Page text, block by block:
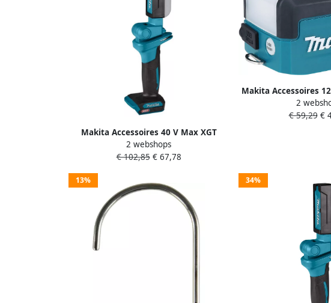
Makita Accessoires 40 V Max XGT
Zaklamp led DEBML006G
2 webshops
€ 102,85€ 67,78
Makita Accessoires
blok led met USB-
2
€ 59,29€
13% 34%